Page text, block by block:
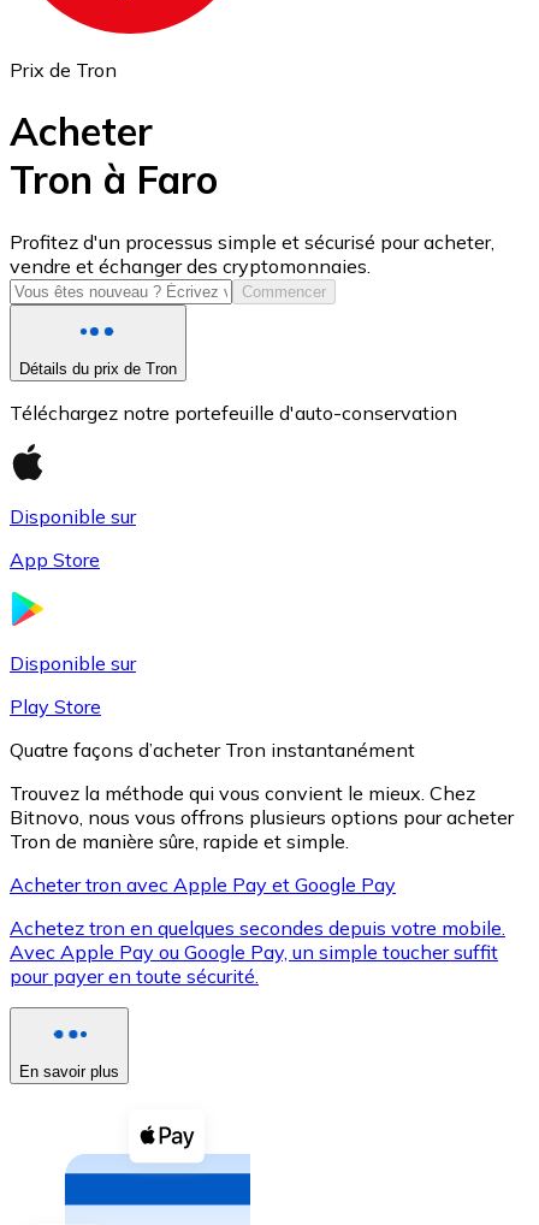
USD Coin
USDC
XRP
XRP
Voir toutes
Coupons crypto
Achetez des cryptomonnaies en espèces et d'autres
Acheter avec espèces
Prix de Tron
Acheter
Tron à Faro
Profitez d'un processus simple et sécurisé pour acheter,
vendre et échanger des cryptomonnaies.
Commencer
Détails du prix de Tron
Téléchargez notre portefeuille d'auto-conservation
Disponible sur
App Store
Disponible sur
Play Store
Quatre façons d’acheter Tron instantanément
Trouvez la méthode qui vous convient le mieux. Chez
Bitnovo, nous vous offrons plusieurs options pour acheter
Tron de manière sûre, rapide et simple.
Acheter tron avec Apple Pay et Google Pay
Achetez tron en quelques secondes depuis votre mobile.
Avec Apple Pay ou Google Pay, un simple toucher suffit
pour payer en toute sécurité.
En savoir plus